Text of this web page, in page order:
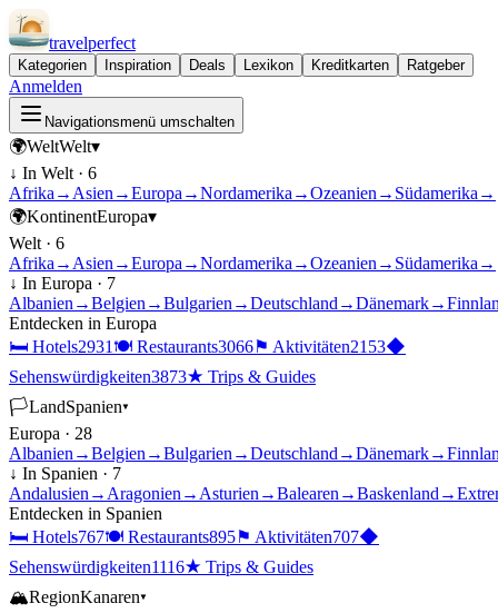
travelperfect
Kategorien Inspiration Deals Lexikon Kreditkarten Ratgeber
Anmelden
Navigationsmenü umschalten
🌍WeltWelt▾
↓ In Welt · 6
Afrika → Asien →Europa →Nordamerika →Ozeanien → Südamerika →
🌍KontinentEuropa▾
Welt · 6
Afrika → Asien →Europa →Nordamerika →Ozeanien → Südamerika →
↓ In Europa · 7
Albanien →Belgien →Bulgarien →Deutschland →Dänemark→
Entdecken in Europa
🛏 Hotels2931 🍽 Restaurants3066⚑ Aktivitäten2153◆
Sehenswürdigkeiten3873★ Trips & Guides
🏳LandSpanien▾
Europa · 28
Albanien →Belgien →Bulgarien →Deutschland →Dänemark→
↓ In Spanien · 7
Andalusien → Aragonien → Asturien →Balearen →Baskenland →
Entdecken in Spanien
🛏 Hotels767🍽 Restaurants895⚑ Aktivitäten707◆
Sehenswürdigkeiten1116★ Trips & Guides
🏔RegionKanaren▾